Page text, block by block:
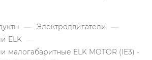
— Электродвигатели —
ELK —
малогабаритные ELK MOTOR (IE3) -